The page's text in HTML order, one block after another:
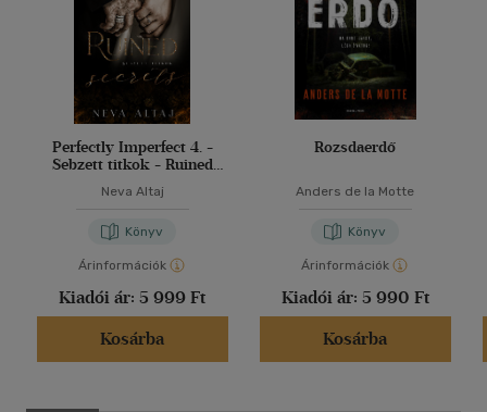
Perfectly Imperfect 4. -
Sebzett titkok - Ruined
Neva Altaj
Könyv
Árinformációk
Kiadói ár: 5 999 Ft
Kosárba
Rozsdaerdő
Anders de la Motte
Könyv
Árinformációk
Kiadói ár: 5 990 Ft
Kosárba